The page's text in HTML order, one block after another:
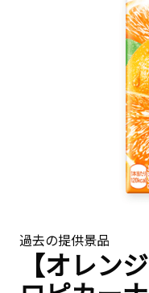
過去の提供景品
【オレン